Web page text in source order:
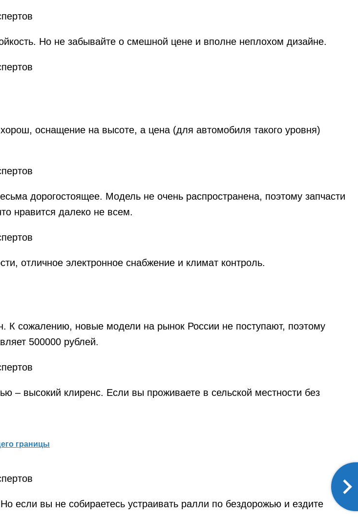
Но не забывайте о смешной цене и вполне неплохом дизайне.
оснащение на высоте, а цена (для автомобиля такого уровня)
дорогостоящее. Модель не очень распространена, поэтому запчасти
нравится далеко не всем.
отличное электронное снабжение и климат контроль.
сожалению, новые модели на рынок России не поступают, поэтому
500000 рублей.
– высокий клиренс. Если вы проживаете в сельской местности без
границы
если вы не собираетесь устраивать ралли по бездорожью и ездите